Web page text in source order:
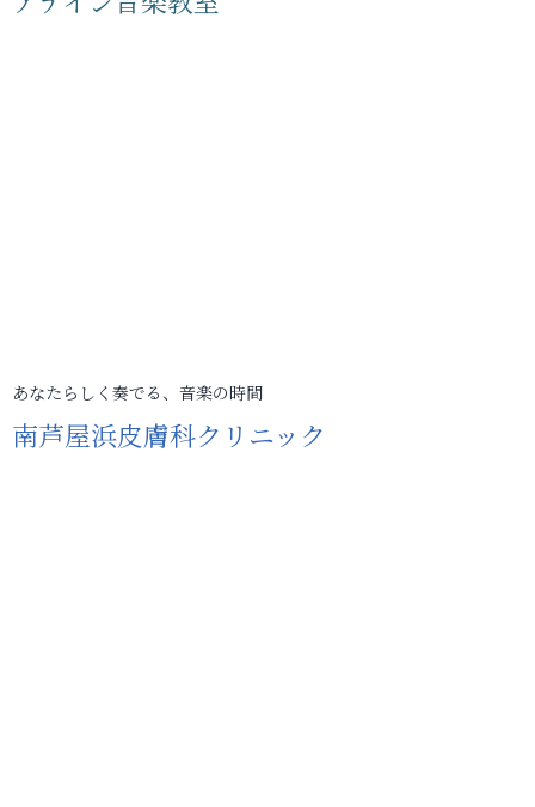
あなたらしく奏でる、音楽の時間
南芦屋浜皮膚科クリニック